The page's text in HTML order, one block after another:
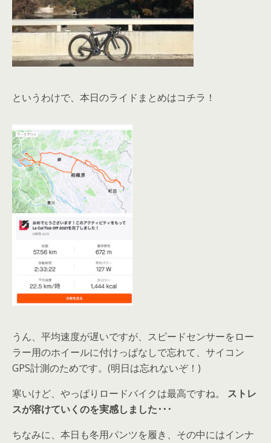
というわけで、本日のライドまとめはコチラ！
うん、平均速度が遅いですが、スピードセンサーをロー
ラー用のホイールに付けっぱなしで忘れて、サイコン
GPS計測のためです。(明日は忘れないぞ！)
寒いけど、やっぱりロードバイクは最高ですね。 ストレ
スが溶けていくのを実感しました･･･
ちなみに、本日も冬用パンツを履き、その中にはインナ